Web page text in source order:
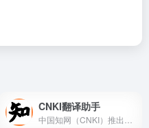
CNKI翻译助手